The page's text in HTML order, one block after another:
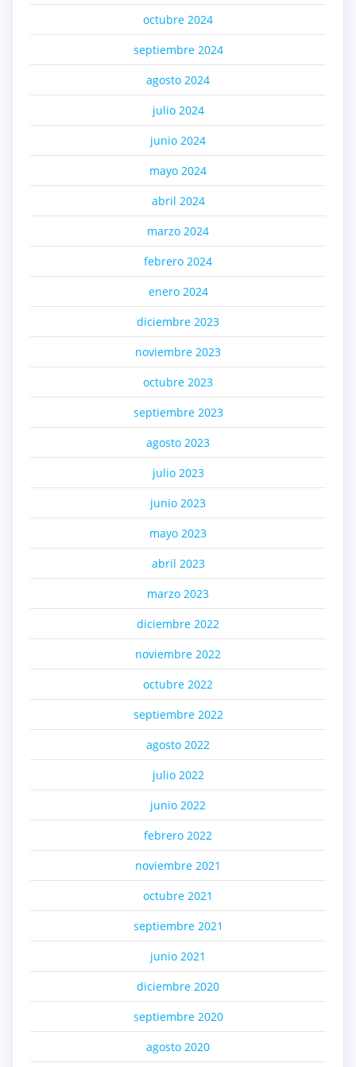
octubre 2024
septiembre 2024
agosto 2024
julio 2024
junio 2024
mayo 2024
abril 2024
marzo 2024
febrero 2024
enero 2024
diciembre 2023
noviembre 2023
octubre 2023
septiembre 2023
agosto 2023
julio 2023
junio 2023
mayo 2023
abril 2023
marzo 2023
diciembre 2022
noviembre 2022
octubre 2022
septiembre 2022
agosto 2022
julio 2022
junio 2022
febrero 2022
noviembre 2021
octubre 2021
septiembre 2021
junio 2021
diciembre 2020
septiembre 2020
agosto 2020